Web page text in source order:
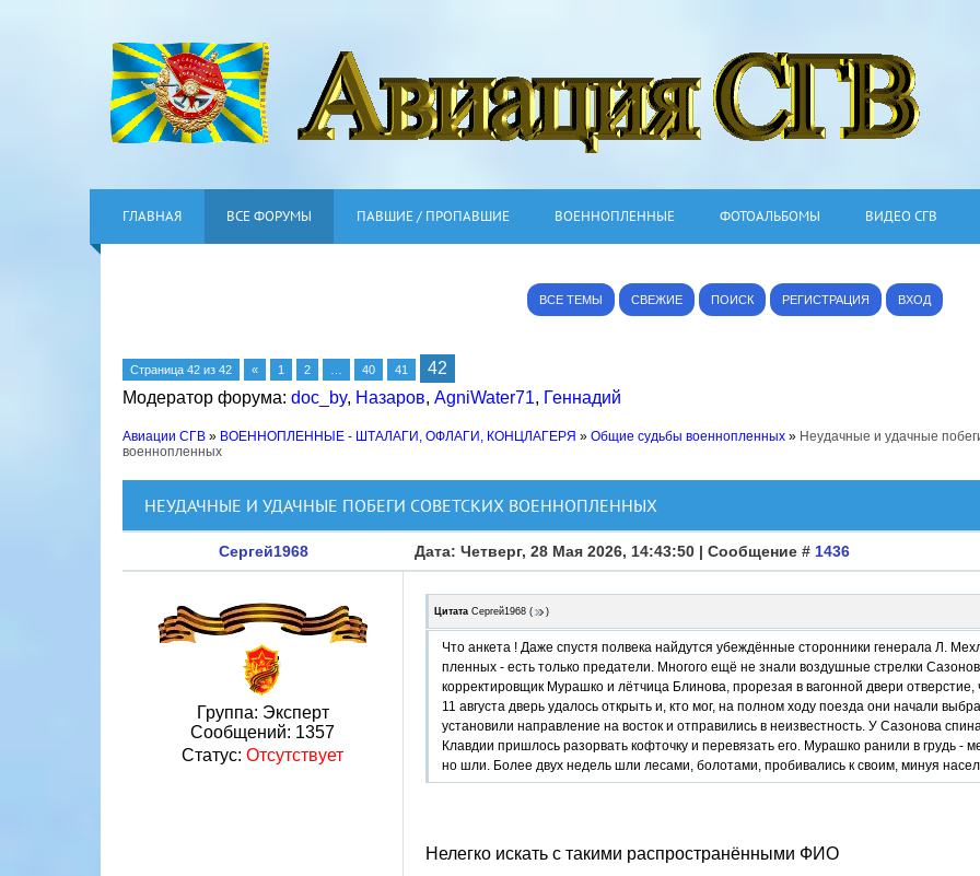
ГЛАВНАЯ ВСЕ ФОРУМЫ ПАВШИЕ / ПРОПАВШИЕ ВОЕННОПЛЕННЫЕ ФОТОАЛЬБОМЫ ВИДЕО СГВ
ВСЕ ТЕМЫ СВЕЖИЕ ПОИСК РЕГИСТРАЦИЯ ВХОД
Страница 42 из 42 « 1 2 40 41
42
Модератор форума: doc_by, Назаров, AgniWater71, Геннадий
Авиации СГВ » ВОЕННОПЛЕННЫЕ - ШТАЛАГИ, ОФЛАГИ, КОНЦЛАГЕРЯ » Общие судьбы военнопленных » Неудачные и удачные
военнопленных
НЕУДАЧНЫЕ И УДАЧНЫЕ ПОБЕГИ СОВЕТСКИХ ВОЕННОПЛЕННЫХ
Сергей1968 Дата: Четверг, 28 Мая 2026, 14:43:50 | Сообщение # 1436
Группа: Эксперт
Сообщений: 1357
Статус: Отсутствует
Цитата Сергей1968 ( )
Что анкета ! Даже спустя полвека найдутся убеждённые сторонники генерала Л.
пленных - есть только предатели. Многого ещё не знали воздушные стрелки
корректировщик Мурашко и лётчица Блинова, прорезая в вагонной двери
11 августа дверь удалось открыть и, кто мог, на полном ходу поезда они начали
установили направление на восток и отправились в неизвестность. У Сазонова
Клавдии пришлось разорвать кофточку и перевязать его. Мурашко ранили в грудь
но шли. Более двух недель шли лесами, болотами, пробивались к своим, минуя
Нелегко искать с такими распространёнными ФИО